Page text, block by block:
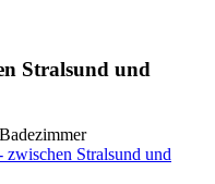
Stralsund und
zwischen Stralsund und